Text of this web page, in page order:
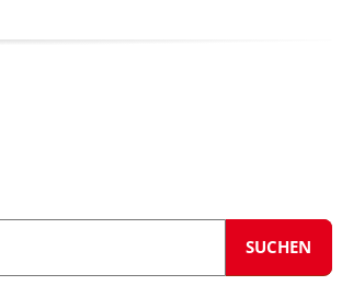
SUCHEN